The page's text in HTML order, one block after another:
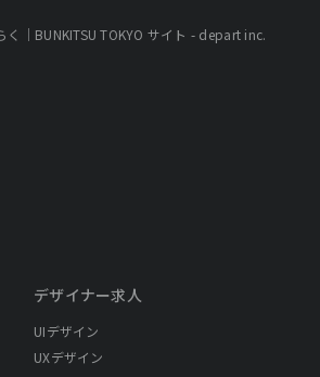
く｜BUNKITSU TOKYO サイト - depart inc.
デザイナー求人
UIデザイン
UXデザイン